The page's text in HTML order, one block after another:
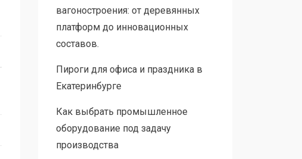
вагоностроения: от деревянных
платформ до инновационных
составов.
Пироги для офиса и праздника в
Екатеринбурге
Как выбрать промышленное
оборудование под задачу
производства